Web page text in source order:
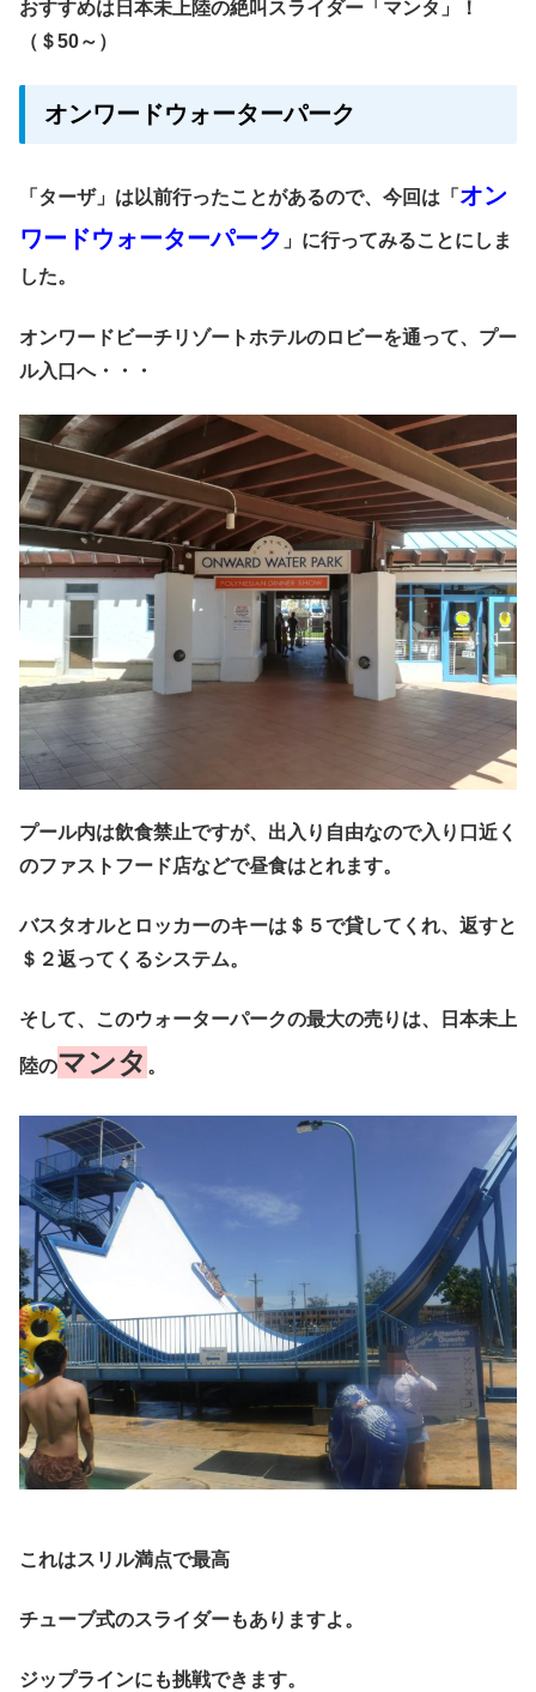
おすすめは日本未上陸の絶叫スライダー「マンタ」！
（＄50～）
オンワードウォーターパーク
「ターザ」は以前行ったことがあるので、今回は「 オン
ワードウォーターパーク 」に行ってみることにしま
した。
オンワードビーチリゾートホテルのロビーを通って、プー
ル入口へ・・・
プール内は飲食禁止ですが、出入り自由なので入り口近く
のファストフード店などで昼食はとれます。
バスタオルとロッカーのキーは＄５で貸してくれ、返すと
＄２返ってくるシステム。
そして、このウォーターパークの最大の売りは、日本未上
陸のマンタ 。
これはスリル満点で最高
チューブ式のスライダーもありますよ。
ジップラインにも挑戦できます。